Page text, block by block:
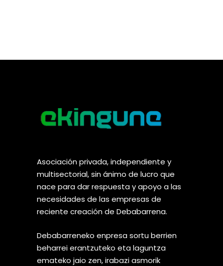
Asociación privada, independiente y
multisectorial, sin ánimo de lucro que
nace para dar respuesta y apoyo a las
necesidades de las empresas de
reciente creación de Debabarrena.
Debabarreneko enpresa sortu berrien
beharrei erantzuteko eta laguntza
emateko jaio zen, irabazi asmorik